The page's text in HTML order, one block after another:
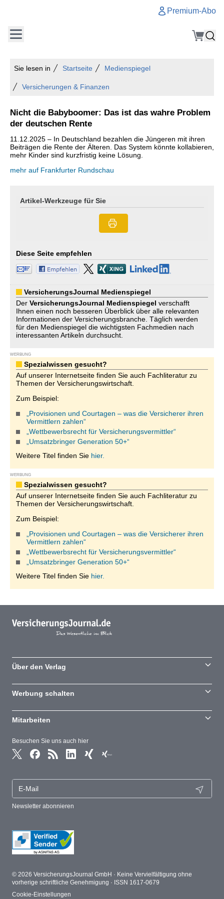
Premium-Abo
Sie lesen in Startseite Medienspiegel
Versicherungen & Finanzen
Nicht die Babyboomer: Das ist das wahre Problem
der deutschen Rente
11.12.2025 – In Deutschland bezahlen die Jüngeren mit ihren
Beiträgen die Rente der Älteren. Das System könnte kollabieren,
mehr Kinder sind kurzfristig keine Lösung.
mehr auf Frankfurter Rundschau
Artikel-Werkzeuge für Sie
Diese Seite empfehlen
VersicherungsJournal Medienspiegel
Der VersicherungsJournal Medienspiegel verschafft
Ihnen einen noch besseren Überblick über alle relevanten
Informationen der Versicherungsbranche. Täglich werden
für den Medienspiegel die wichtigsten Fachmedien nach
interessanten Artikeln durchsucht.
WERBUNG
Spezialwissen gesucht?
Auf unserer Internetseite finden Sie auch Fachliteratur zu
Themen der Versicherungswirtschaft.
Zum Beispiel:
„Provisionen und Courtagen – was die Versicherer ihren
Vermittlern zahlen“
„Wettbewerbsrecht für Versicherungsvermittler“
„Umsatzbringer Generation 50+“
Weitere Titel finden Sie hier.
WERBUNG
Spezialwissen gesucht?
Auf unserer Internetseite finden Sie auch Fachliteratur zu
Themen der Versicherungswirtschaft.
Zum Beispiel:
„Provisionen und Courtagen – was die Versicherer ihren
Vermittlern zahlen“
„Wettbewerbsrecht für Versicherungsvermittler“
„Umsatzbringer Generation 50+“
Weitere Titel finden Sie hier.
Besuchen Sie uns auch hier
Newsletter abonnieren
Über den Verlag
Werbung schalten
Mitarbeiten
© 2026 VersicherungsJournal GmbH · Keine Vervielfältigung ohne
vorherige schriftliche Genehmigung · ISSN 1617-0679
Cookie-Einstellungen